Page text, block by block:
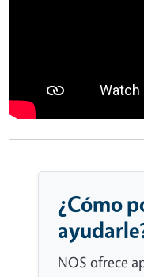
¿Cómo
NOS ofrece